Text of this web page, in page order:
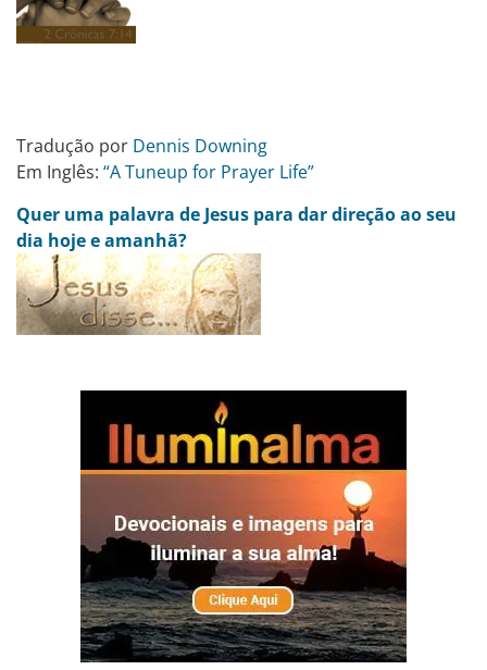
Tradução por Dennis Downing
Em Inglês: “A Tuneup for Prayer Life”
Quer uma palavra de Jesus para dar direção ao seu
dia hoje e amanhã?